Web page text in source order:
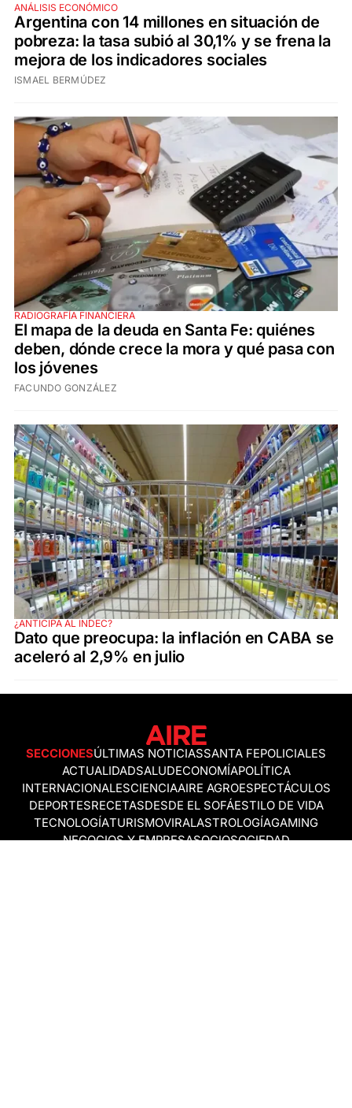
ANÁLISIS ECONÓMICO
Argentina con 14 millones en situación de
pobreza: la tasa subió al 30,1% y se frena la
mejora de los indicadores sociales
ISMAEL BERMÚDEZ
RADIOGRAFÍA FINANCIERA
El mapa de la deuda en Santa Fe: quiénes
deben, dónde crece la mora y qué pasa con
los jóvenes
FACUNDO GONZÁLEZ
¿ANTICIPA AL INDEC?
Dato que preocupa: la inflación en CABA se
aceleró al 2,9% en julio
SECCIONESÚLTIMAS NOTICIASSANTA FEPOLICIALES
ACTUALIDADSALUDECONOMÍAPOLÍTICA
INTERNACIONALESCIENCIAAIRE AGROESPECTÁCULOS
DEPORTESRECETASDESDE EL SOFÁESTILO DE VIDA
TECNOLOGÍATURISMOVIRALASTROLOGÍAGAMING
NEGOCIOS Y EMPRESASOCIOSOCIEDAD